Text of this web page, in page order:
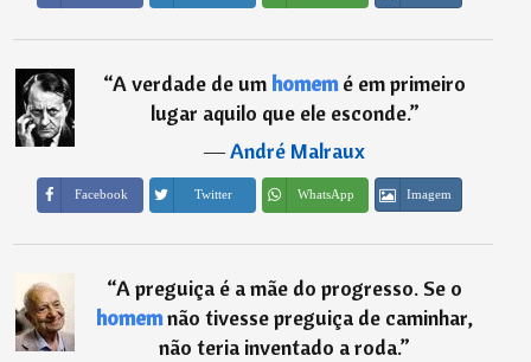
“A verdade de um homemé em primeiro
lugar aquilo que ele esconde.”
―André Malraux
Facebook Twitter WhatsApp Imagem
“A preguiça é a mãe do progresso. Se o
homemnão tivesse preguiça de caminhar,
não teria inventado a roda.”